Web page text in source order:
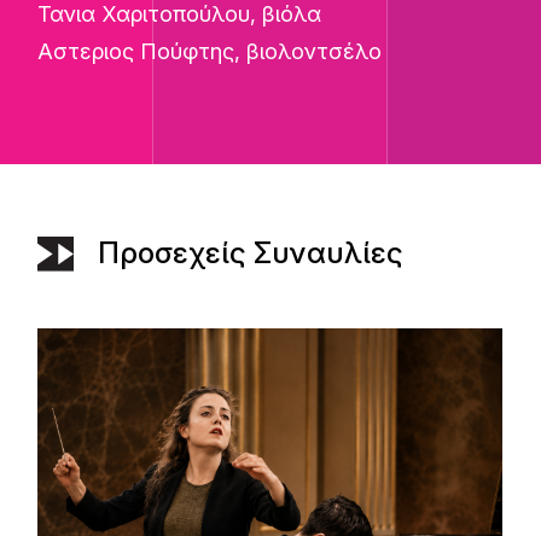
Τανια Χαριτοπούλου, βιόλα
Αστεριος Πούφτης, βιολοντσέλο
Προσεχείς Συναυλίες